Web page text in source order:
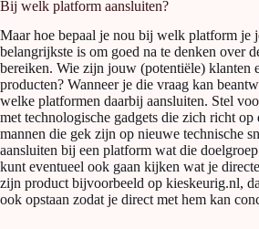
Bij welk platform aansluiten?
Maar hoe bepaal je nou bij welk platform je
belangrijkste is om goed na te denken over
bereiken. Wie zijn jouw (potentiële) klanten
producten? Wanneer je die vraag kan
welke platformen daarbij aansluiten. Stel
met technologische gadgets die zich richt op
mannen die gek zijn op nieuwe technische
aansluiten bij een platform wat die
kunt eventueel ook gaan kijken wat je
zijn product bijvoorbeeld op kieskeurig.nl,
ook opstaan zodat je direct met hem kan